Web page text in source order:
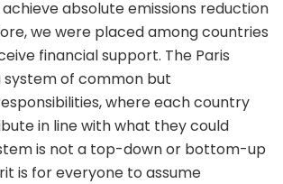
absolute emissions reduction
we were placed among countries
financial support. The Paris
system of common but
where each country
in line with what they could
is not a top-down or bottom-up
is for everyone to assume